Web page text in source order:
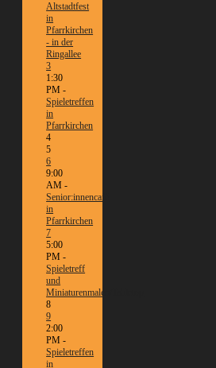
Altstadtfest
in
Pfarrkirchen
- in der
Ringallee
3
1:30
PM -
Spieletreffen
in
Pfarrkirchen
4
5
6
9:00
AM -
Senior:innencafé
in
Pfarrkirchen
7
5:00
PM -
Spieletreff
und
Miniaturenmalen/Tabletop
8
9
2:00
PM -
Spieletreffen
in